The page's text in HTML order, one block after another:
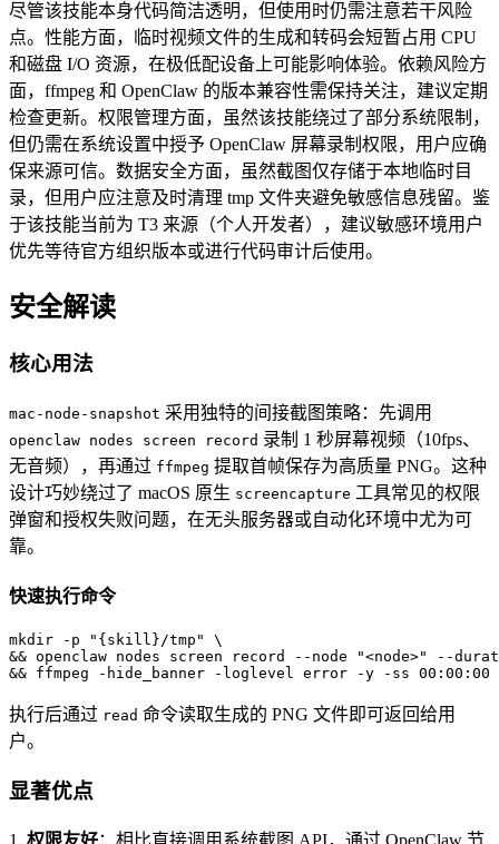
尽管该技能本身代码简洁透明，但使用时仍需注意若干风险
点。性能方面，临时视频文件的生成和转码会短暂占用 CPU
和磁盘 I/O 资源，在极低配设备上可能影响体验。依赖风险方
面，ffmpeg 和 OpenClaw 的版本兼容性需保持关注，建议定期
检查更新。权限管理方面，虽然该技能绕过了部分系统限制，
但仍需在系统设置中授予 OpenClaw 屏幕录制权限，用户应确
保来源可信。数据安全方面，虽然截图仅存储于本地临时目
录，但用户应注意及时清理 tmp 文件夹避免敏感信息残留。鉴
于该技能当前为 T3 来源（个人开发者），建议敏感环境用户
优先等待官方组织版本或进行代码审计后使用。
安全解读
核心用法
mac-node-snapshot 采用独特的间接截图策略：先调用
openclaw nodes screen record 录制 1 秒屏幕视频（10fps、
无音频），再通过 ffmpeg 提取首帧保存为高质量 PNG。这种
设计巧妙绕过了 macOS 原生 screencapture 工具常见的权限
弹窗和授权失败问题，在无头服务器或自动化环境中尤为可
靠。
快速执行命令
mkdir -p "{skill}/tmp" \
&& openclaw nodes screen record --node "<node>" --
&& ffmpeg -hide_banner -loglevel error -y -ss
执行后通过 read 命令读取生成的 PNG 文件即可返回给用
户。
显著优点
1. 权限友好：相比直接调用系统截图 API，通过 OpenClaw 节